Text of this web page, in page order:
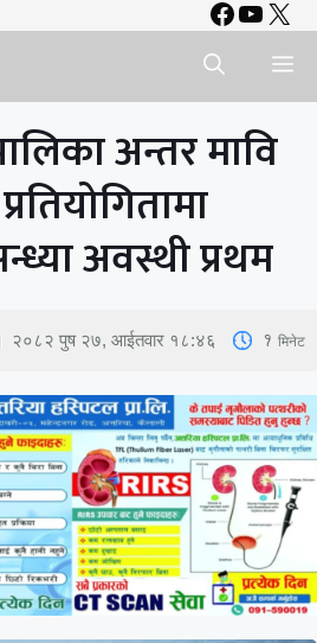
X
अन्तर मावि
अवस्थी प्रथम
२०८२ पुष २७, आईतवार १८:४६ 1 मिनेट